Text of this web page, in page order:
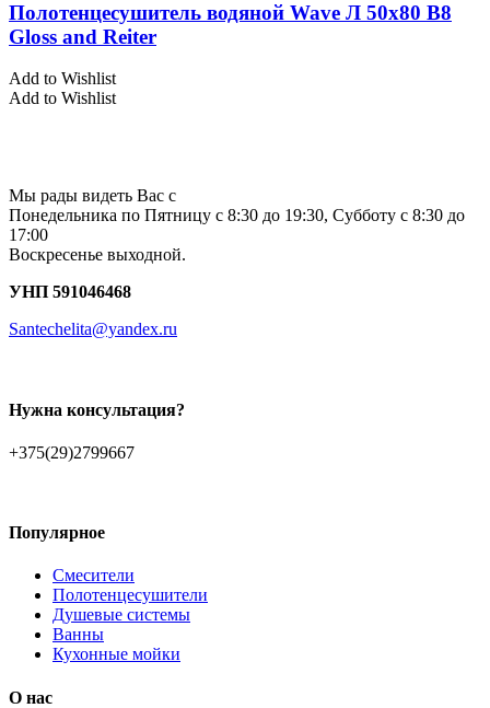
Полотенцесушитель водяной Wave Л 50х80 В8
Gloss and Reiter
Add to Wishlist
Add to Wishlist
Мы рады видеть Вас с
Понедельника по Пятницу с 8:30 до 19:30, Субботу с 8:30 до
17:00
Воскресенье выходной.
УНП 591046468
Santechelita@yandex.ru
Нужна консультация?
+375(29)2799667
Популярное
Смесители
Полотенцесушители
Душевые системы
Ванны
Кухонные мойки
О нас